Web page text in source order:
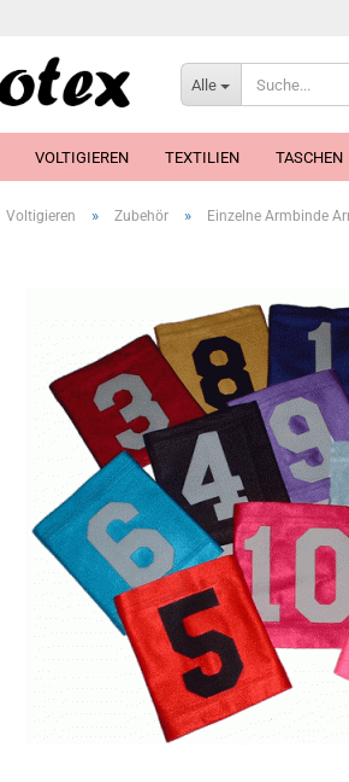
Alle
VOLTIGIEREN TEXTILIEN TASCHEN
Voltigieren » Zubehör » Einzelne Armbinde